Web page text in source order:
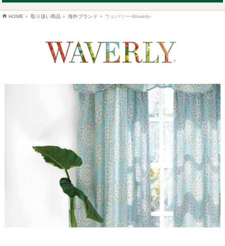
HOME » 取り扱い商品 » 海外ブランド » ウェバリー-Waverly-